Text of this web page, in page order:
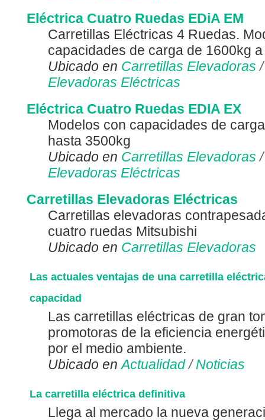
Eléctrica Cuatro Ruedas EDiA EM
Carretillas Eléctricas 4 Ruedas.
capacidades de carga de 1600kg
Ubicado en Carretillas Elevadoras
Elevadoras Eléctricas
Eléctrica Cuatro Ruedas EDIA EX
Modelos con capacidades de
hasta 3500kg
Ubicado en Carretillas Elevadoras
Elevadoras Eléctricas
Carretillas Elevadoras Eléctricas
Carretillas elevadoras
cuatro ruedas Mitsubishi
Ubicado en Carretillas Elevadoras
Las actuales ventajas de una carretilla
capacidad
Las carretillas eléctricas de gran
promotoras de la eficiencia
por el medio ambiente.
Ubicado en Actualidad / Noticias
La carretilla eléctrica definitiva
Llega al mercado la nueva